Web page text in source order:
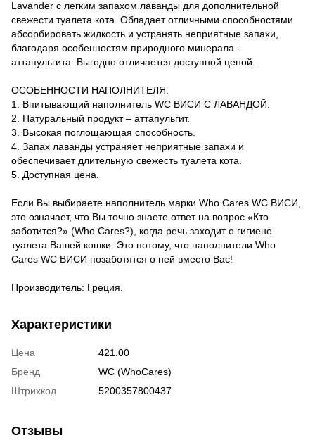
Lavander с легким запахом лаванды для дополнительной
свежести туалета кота. Обладает отличными способностями
абсорбировать жидкость и устранять неприятные запахи,
благодаря особенностям природного минерала -
аттапульгита. Выгодно отличается доступной ценой.
ОСОБЕННОСТИ НАПОЛНИТЕЛЯ:
1. Впитывающий наполнитель WC ВИСИ С ЛАВАНДОЙ.
2. Натуральный продукт – аттапульгит.
3. Высокая поглощающая способность.
4. Запах лаванды устраняет неприятные запахи и
обеспечивает длительную свежесть туалета кота.
5. Доступная цена.
Если Вы выбираете наполнитель марки Who Cares WC ВИСИ,
это означает, что Вы точно знаете ответ на вопрос «Кто
заботится?» (Who Cares?), когда речь заходит о гигиене
туалета Вашей кошки. Это потому, что наполнители Who
Cares WC ВИСИ позаботятся о ней вместо Вас!
Производитель: Греция.
Характеристики
Цена
421.00
Бренд
WC (WhoCares)
Штрихкод
5200357800437
Отзывы